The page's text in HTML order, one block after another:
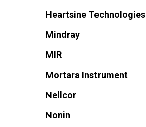
Heartsine Technologies
Mindray
MIR
Mortara Instrument
Nellcor
Nonin